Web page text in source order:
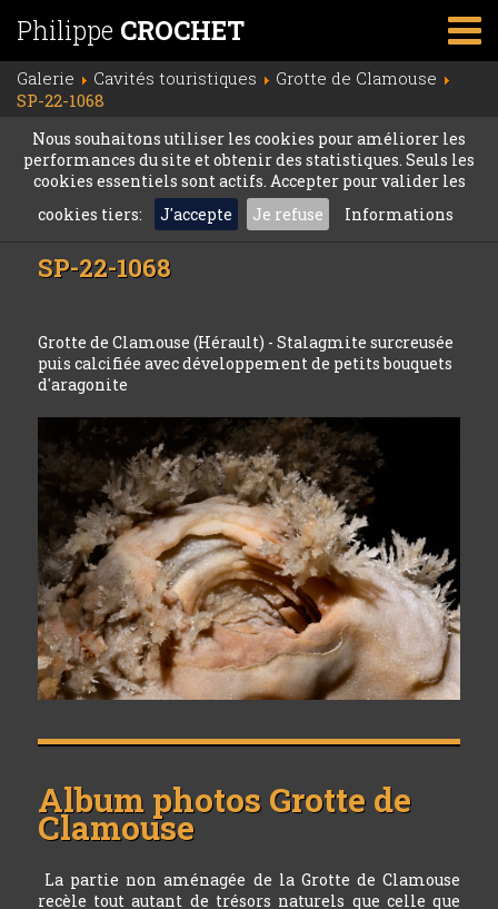
Philippe CROCHET
Galerie Cavités touristiques
Grotte de Clamouse
SP-22-1068
Nous souhaitons utiliser les cookies pour améliorer les
performances du site et obtenir des statistiques. Seuls les
cookies essentiels sont actifs. Accepter pour valider les
cookies tiers:
J'accepte Je refuse Informations
SP-22-1068
Grotte de Clamouse (Hérault) - Stalagmite surcreusée
puis calcifiée avec développement de petits bouquets
d'aragonite
Album photos Grotte de
Clamouse
La partie non aménagée de la Grotte de Clamouse
recèle tout autant de trésors naturels que celle que